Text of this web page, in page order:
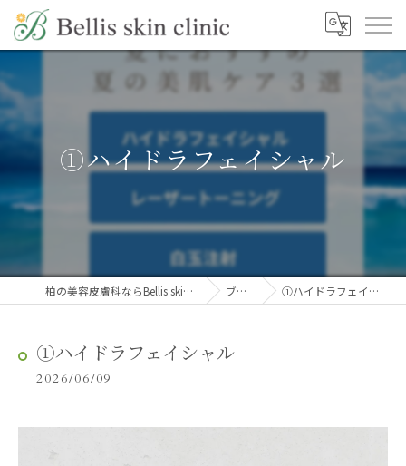
①ハイドラフェイシャル
柏の美容皮膚科ならBellis skin clinic ブログ ①ハイドラフェイシャル
①ハイドラフェイシャル
2026/06/09